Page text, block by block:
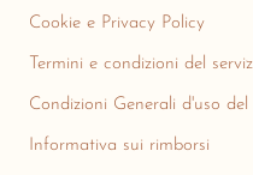
Cookie e Privacy Policy
Termini e condizioni del
Condizioni Generali d'uso del
Informativa sui rimborsi